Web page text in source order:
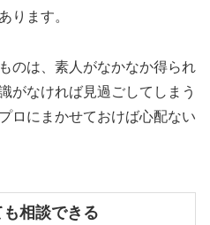
ります。
のは、素人がなかなか得られ
がなければ見過ごしてしまう
ロにまかせておけば心配ない
相談できる